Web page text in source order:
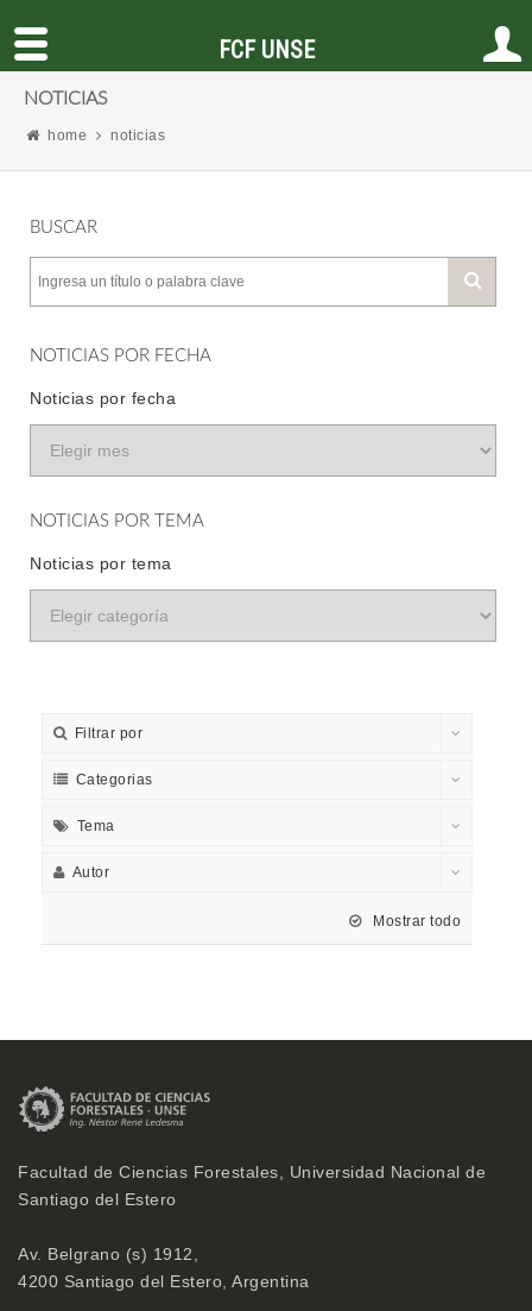
NOTICIAS
home noticias
BUSCAR
NOTICIAS POR FECHA
Noticias por fecha
NOTICIAS POR TEMA
Noticias por tema
Filtrar por
Categorias
Tema
Autor
Mostrar todo
Facultad de Ciencias Forestales, Universidad Nacional de
Santiago del Estero
Av. Belgrano (s) 1912,
4200 Santiago del Estero, Argentina
FCF UNSE